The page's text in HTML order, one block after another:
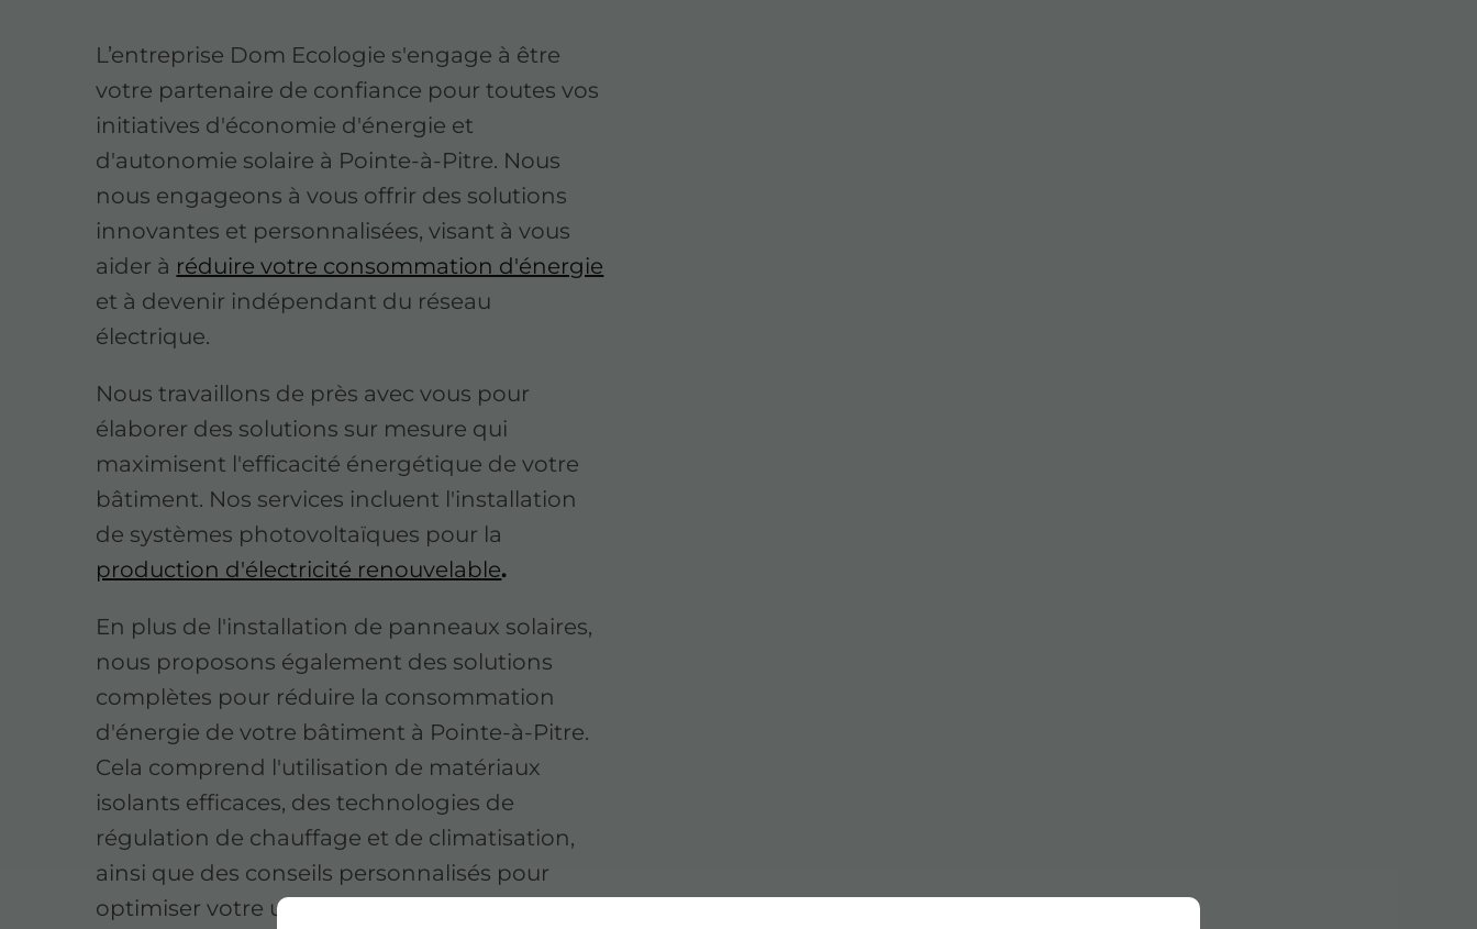
L’entreprise Dom Ecologie s'engage à être
votre partenaire de confiance pour toutes vos
initiatives d'économie d'énergie et
d'autonomie solaire à Pointe-à-Pitre. Nous
nous engageons à vous offrir des solutions
innovantes et personnalisées, visant à vous
aider à réduire votre consommation d'énergie
et à devenir indépendant du réseau
électrique.
Nous travaillons de près avec vous pour
élaborer des solutions sur mesure qui
maximisent l'efficacité énergétique de votre
bâtiment. Nos services incluent l'installation
de systèmes photovoltaïques pour la
production d'électricité renouvelable.
En plus de l'installation de panneaux solaires,
nous proposons également des solutions
complètes pour réduire la consommation
d'énergie de votre bâtiment à Pointe-à-Pitre.
Cela comprend l'utilisation de matériaux
isolants efficaces, des technologies de
régulation de chauffage et de climatisation,
ainsi que des conseils personnalisés pour
optimiser votre utilisation énergétique au